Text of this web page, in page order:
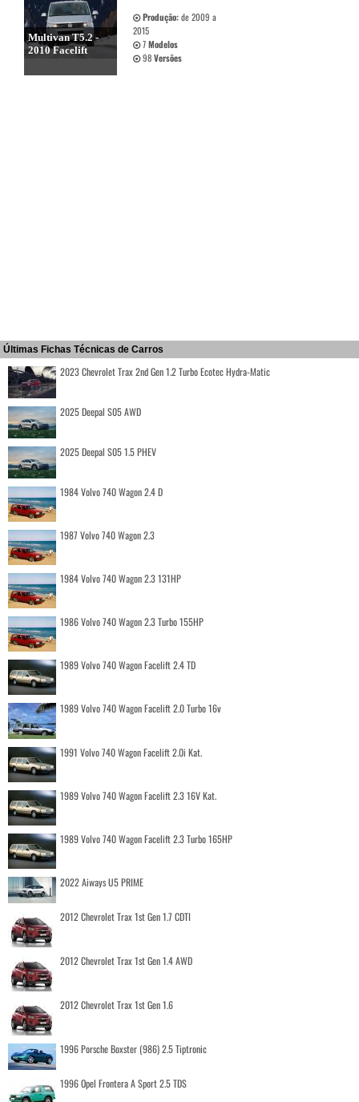
Multivan T5.2 -
2010 Facelift
Produção:de 2009 a
2015
7Modelos
98Versões
Últimas Fichas Técnicas de Carros
2023 Chevrolet Trax 2nd Gen 1.2 Turbo Ecotec Hydra-Matic
2025 Deepal S05 AWD
2025 Deepal S05 1.5 PHEV
1984 Volvo 740 Wagon 2.4 D
1987 Volvo 740 Wagon 2.3
1984 Volvo 740 Wagon 2.3 131HP
1986 Volvo 740 Wagon 2.3 Turbo 155HP
1989 Volvo 740 Wagon Facelift 2.4 TD
1989 Volvo 740 Wagon Facelift 2.0 Turbo 16v
1991 Volvo 740 Wagon Facelift 2.0i Kat.
1989 Volvo 740 Wagon Facelift 2.3 16V Kat.
1989 Volvo 740 Wagon Facelift 2.3 Turbo 165HP
2022 Aiways U5 PRIME
2012 Chevrolet Trax 1st Gen 1.7 CDTI
2012 Chevrolet Trax 1st Gen 1.4 AWD
2012 Chevrolet Trax 1st Gen 1.6
1996 Porsche Boxster (986) 2.5 Tiptronic
1996 Opel Frontera A Sport 2.5 TDS